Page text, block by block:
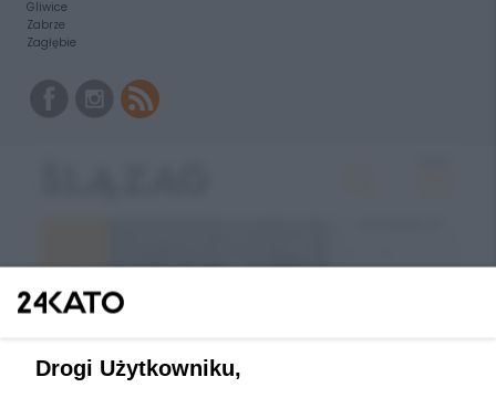
Gliwice
Zabrze
Zagłębie
Drogi Użytkowniku,